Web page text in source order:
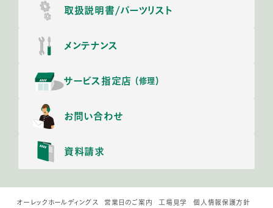
取扱説明書/パーツリスト
メンテナンス
サービス指定店 （修理）
お問い合わせ
資料請求
オーレックホールディングス 営業日のご案内 工場見学
個人情報保護方針